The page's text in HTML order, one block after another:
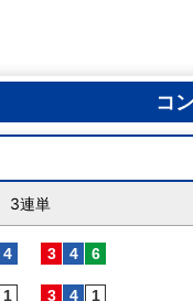
コ
3連単